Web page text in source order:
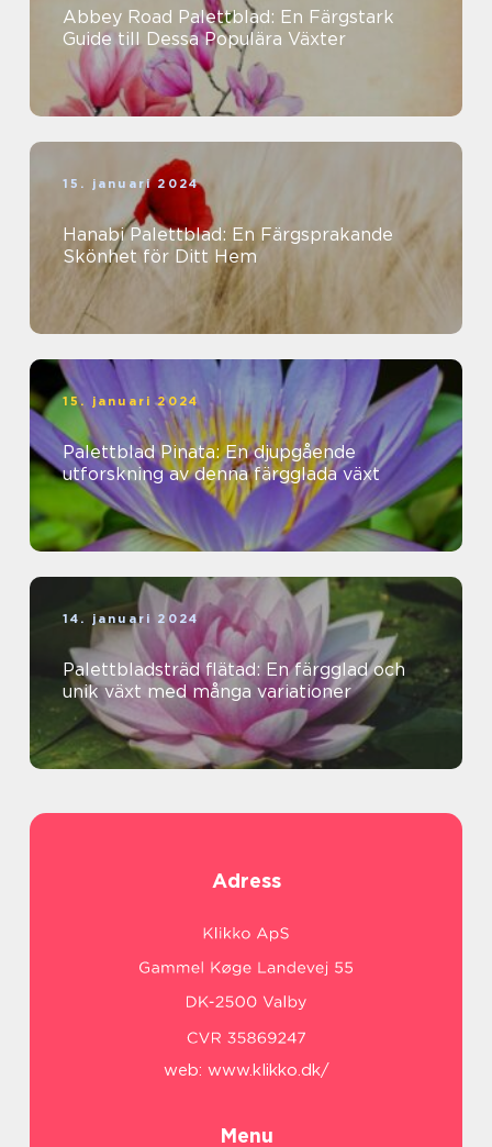
Abbey Road Palettblad: En Färgstark
Guide till Dessa Populära Växter
15. januari 2024
Hanabi Palettblad: En Färgsprakande
Skönhet för Ditt Hem
15. januari 2024
Palettblad Pinata: En djupgående
utforskning av denna färgglada växt
14. januari 2024
Palettbladsträd flätad: En färgglad och
unik växt med många variationer
Adress
web: www.klikko.dk/
Menu